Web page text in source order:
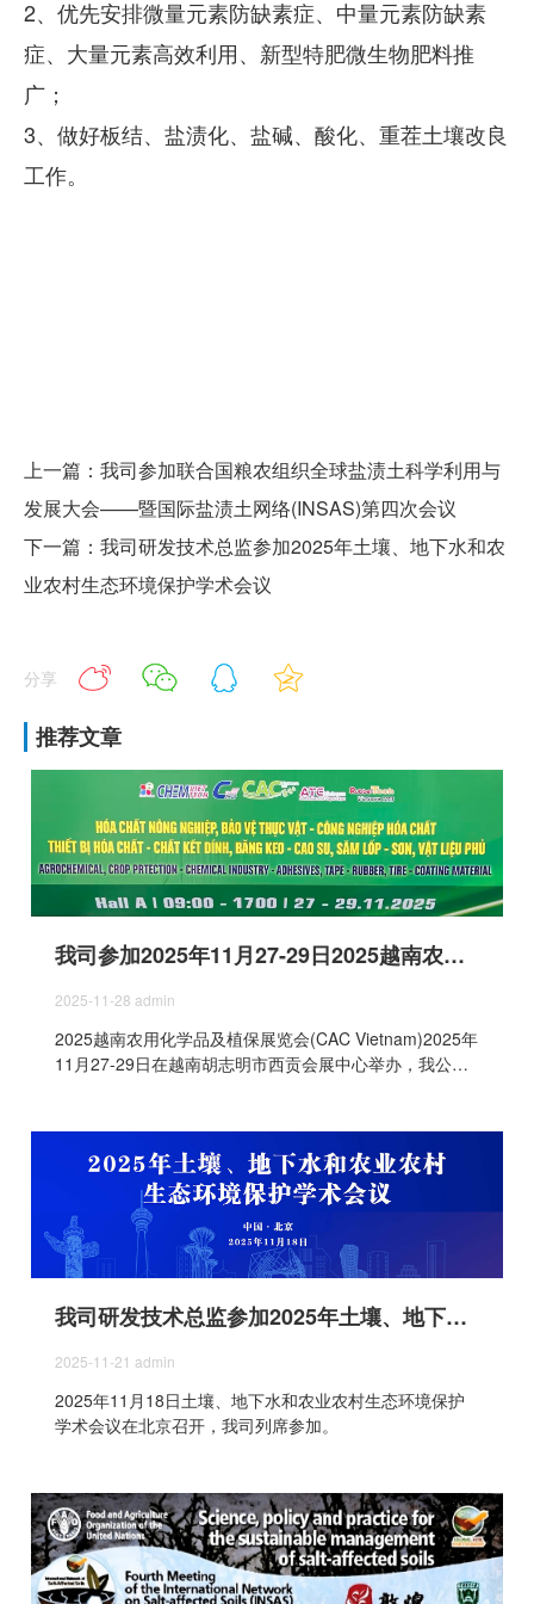
2、优先安排微量元素防缺素症、中量元素防缺素
症、大量元素高效利用、新型特肥微生物肥料推
广；
3、做好板结、盐渍化、盐碱、酸化、重茬土壤改良
工作。
上一篇：我司参加联合国粮农组织全球盐渍土科学利用与
发展大会——暨国际盐渍土网络(INSAS)第四次会议
下一篇：我司研发技术总监参加2025年土壤、地下水和农
业农村生态环境保护学术会议
分享
推荐文章
我司参加2025年11月27-29日2025越南农用化学品及植保展览会(CAC Vietnam)
2025-11-28 admin
2025越南农用化学品及植保展览会(CAC Vietnam)2025年
11月27-29日在越南胡志明市西贡会展中心举办，我公司
我司研发技术总监参加2025年土壤、地下水和农业农村生态环境保护学术会议
2025-11-21 admin
2025年11月18日土壤、地下水和农业农村生态环境保护
学术会议在北京召开，我司列席参加。